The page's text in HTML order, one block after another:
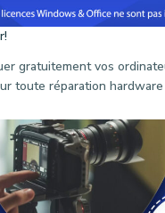
gratuitement vos
toute réparation